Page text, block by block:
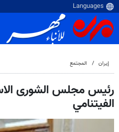
إيران المجتمع
رئيس مجلس الشورى
الفيتنامي